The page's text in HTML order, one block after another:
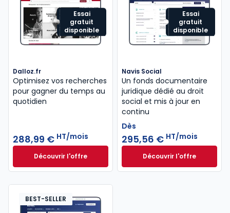
Essai
gratuit
disponible
Dalloz.fr
Optimisez vos recherches
pour gagner du temps au
quotidien
288,99 € HT/mois
Découvrir l'offreDalloz.fr à partir de 288,99 €HT/mois
Essai
gratuit
disponible
Navis Social
Un fonds documentaire
juridique dédié au droit
social et mis à jour en
continu
Dès
295,56 € HT/mois
Découvrir l'offre
Navis Social à
Dès
BEST-SELLER